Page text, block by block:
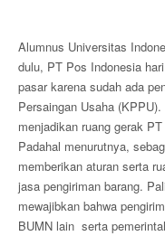
Alumnus Universitas
dulu, PT Pos Indonesia
pasar karena sudah ada
Persaingan Usaha
menjadikan ruang gerak
Padahal menurutnya,
memberikan aturan serta
jasa pengiriman barang.
mewajibkan bahwa
BUMN lain serta